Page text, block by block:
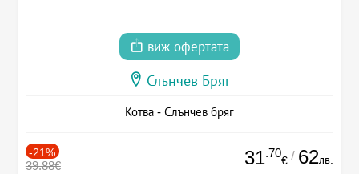
виж офертата
Слънчев Бряг
Котва - Слънчев бряг
-21%
39.88€ 31.70
€ / 62лв.